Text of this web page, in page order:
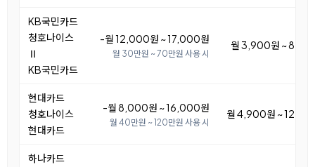
KB국민카드
청호나이스
Ⅱ
KB국민카드
-월 12,000원 ~ 17,000원
월 30만원 ~ 70만원 사용 시
월 3,900원 ~
현대카드
청호나이스
현대카드
-월 8,000원 ~ 16,000원
월 40만원 ~ 120만원 사용 시
월 4,900원 ~
하나카드